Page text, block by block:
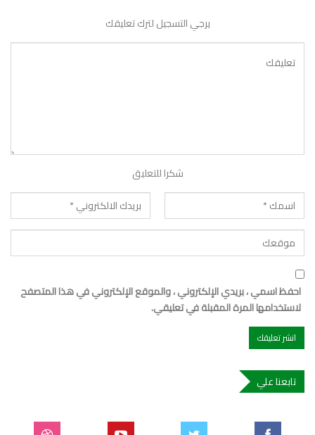
يرجي التسجيل لترك تعليقك
شكرا للتعليق
احفظ اسمي ، بريدي الإلكتروني ، والموقع الإلكتروني في هذا المتصفح
لاستخدامها المرة المقبلة في تعليقي.
تابعنا علي